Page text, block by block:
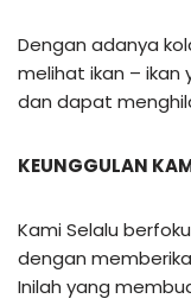
Dengan adanya
melihat ikan – ikan
dan dapat
KEUNGGULAN
Kami Selalu
dengan
Inilah yang